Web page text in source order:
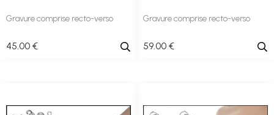
Gravure comprise recto-verso
45.00 €
Gravure comprise recto-verso
59.00 €